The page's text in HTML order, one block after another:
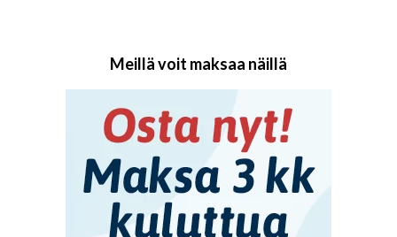
Meillä voit maksaa näillä